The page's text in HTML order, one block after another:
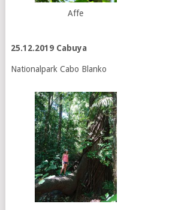
Affe
25.12.2019 Cabuya
Nationalpark Cabo Blanko